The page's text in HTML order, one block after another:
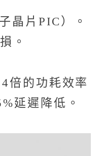
晶片PIC）。
。
倍的功耗效率
延遲降低。